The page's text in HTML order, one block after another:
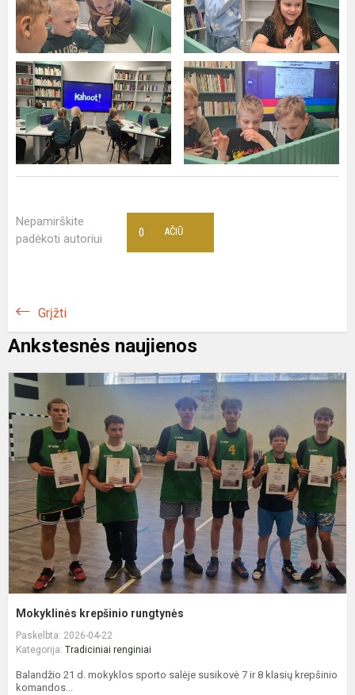
Nepamirškite
padėkoti autoriui
AČIŪ
0
Grįžti
Ankstesnės naujienos
Mokyklinės krepšinio rungtynės
Paskelbta: 2026-04-22
Kategorija: Tradiciniai renginiai
Balandžio 21 d. mokyklos sporto salėje susikovė 7 ir 8 klasių krepšinio
komandos...